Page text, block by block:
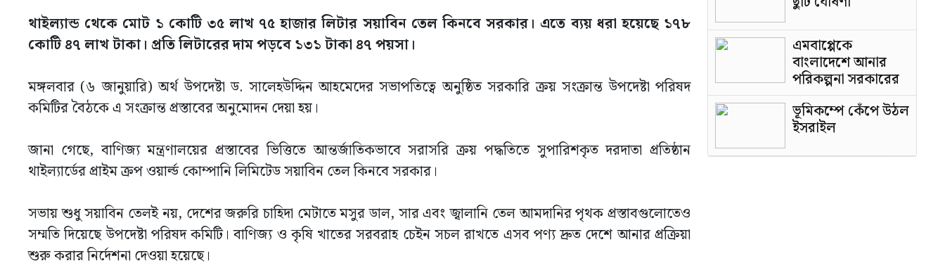
থাইল্যান্ড থেকে মোট ১ কোটি ৩৫ লাখ ৭৫ হাজার লিটার সয়াবিন তেল কিনবে সরকার। এতে ব্যয় ধরা হয়েছে ১৭৮
কোটি ৪৭ লাখ টাকা। প্রতি লিটারের দাম পড়বে ১৩১ টাকা ৪৭ পয়সা।
মঙ্গলবার (৬ জানুয়ারি) অর্থ উপদেষ্টা ড. সালেহউদ্দিন আহমেদের সভাপতিত্বে অনুষ্ঠিত সরকারি ক্রয় সংক্রান্ত উপদেষ্টা পরিষদ
কমিটির বৈঠকে এ সংক্রান্ত প্রস্তাবের অনুমোদন দেয়া হয়।
জানা গেছে, বাণিজ্য মন্ত্রণালয়ের প্রস্তাবের ভিত্তিতে আন্তর্জাতিকভাবে সরাসরি ক্রয় পদ্ধতিতে সুপারিশকৃত দরদাতা প্রতিষ্ঠান
থাইল্যার্ডের প্রাইম ক্রপ ওয়ার্ল্ড কোম্পানি লিমিটেড সয়াবিন তেল কিনবে সরকার।
সভায় শুধু সয়াবিন তেলই নয়, দেশের জরুরি চাহিদা মেটাতে মসুর ডাল, সার এবং জ্বালানি তেল আমদানির পৃথক প্রস্তাবগুলোতেও
সম্মতি দিয়েছে উপদেষ্টা পরিষদ কমিটি। বাণিজ্য ও কৃষি খাতের সরবরাহ চেইন সচল রাখতে এসব পণ্য দ্রুত দেশে আনার প্রক্রিয়া
শুরু করার নির্দেশনা দেওয়া হয়েছে।
এমবাপ্পেকে
বাংলাদেশে আনার
পরিকল্পনা সরকারের
ভূমিকম্পে কেঁপে উঠল
ইসরাইল